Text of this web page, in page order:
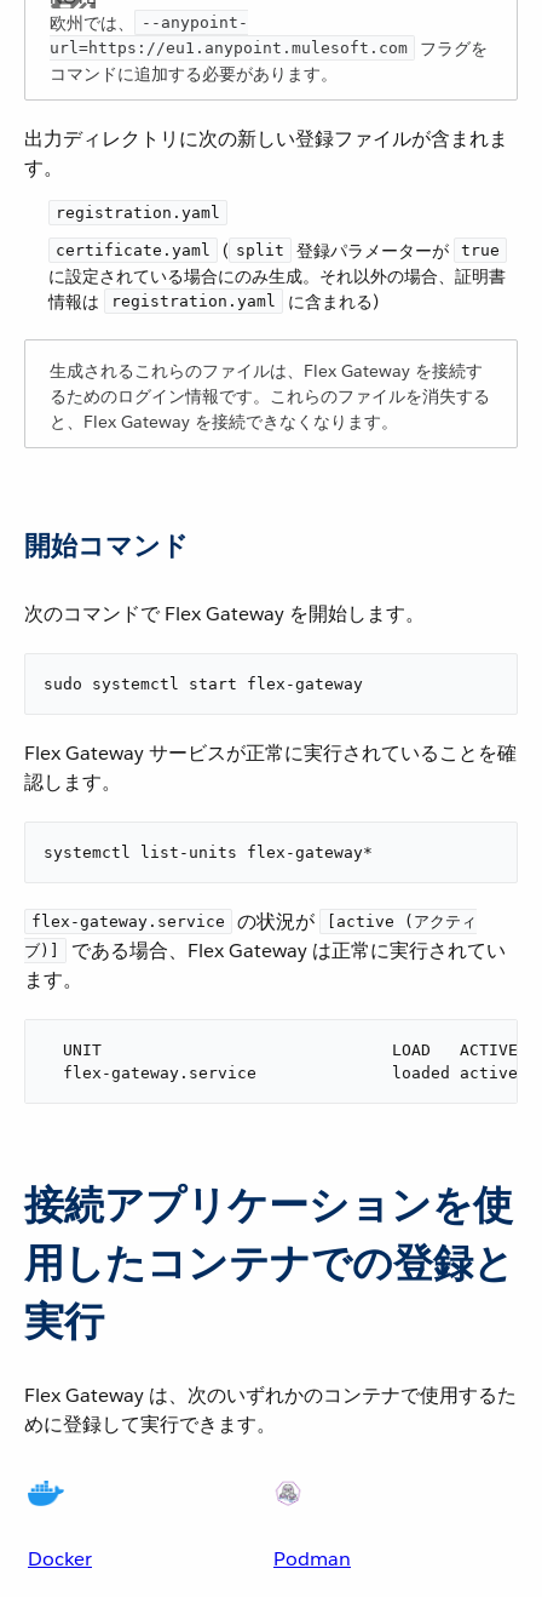
欧州では、​
--anypoint-
url=https://eu1.anypoint.mulesoft.com
​ フラグを
コマンドに追加する必要があります。
出力ディレクトリに次の新しい登録ファイルが含まれま
す。
registration.yaml
certificate.yaml ​ (​ split ​ 登録パラメーターが ​ true
に設定されている場合にのみ生成。それ以外の場合、証明書
情報は ​
registration.yaml ​ に含まれる)
生成されるこれらのファイルは、Flex Gateway を接続す
るためのログイン情報です。これらのファイルを消失する
と、Flex Gateway を接続できなくなります。
開始コマンド
次のコマンドで Flex Gateway を開始します。
sudo systemctl start flex-gateway
Flex Gateway サービスが正常に実行されていることを確
認します。
systemctl list-units flex-gateway*
flex-gateway.service ​ の状況が ​
[active (アクティ
ブ)]
​ である場合、Flex Gateway は正常に実行されてい
ます。
UNIT                              LOAD   ACTIVE
flex-gateway.service              loaded active
接続アプリケーションを使
用したコンテナでの登録と
実行
Flex Gateway は、次のいずれかのコンテナで使用するた
めに登録して実行できます。
Docker Podman